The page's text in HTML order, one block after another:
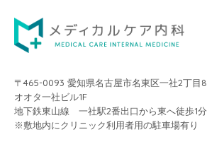
〒465-0093 愛知県名古屋市名東区一社2丁目8
オオタ一社ビル1F
地下鉄東山線 一社駅2番出口から東へ徒歩1分
※敷地内にクリニック利用者用の駐車場有り